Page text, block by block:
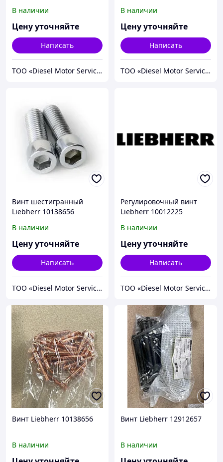
В наличии
Цену уточняйте
Написать
TOO «Diesel Motor Service»
В наличии
Цену уточняйте
Написать
TOO «Diesel Motor Service»
Винт шестигранный
Liebherr 10138656
В наличии
Цену уточняйте
Написать
TOO «Diesel Motor Service»
Регулировочный винт
Liebherr 10012225
В наличии
Цену уточняйте
Написать
TOO «Diesel Motor Service»
Винт Liebherr 10138656
В наличии
Винт Liebherr 12912657
В наличии